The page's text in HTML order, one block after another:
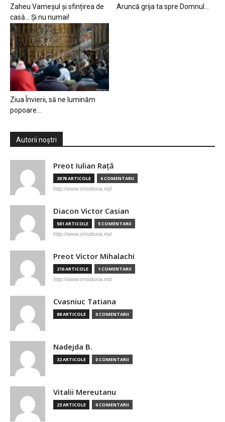
Zaheu Vameșul și sfințirea de
casă… Și nu numai!
Aruncă grija ta spre Domnul…
Ziua Învierii, să ne luminăm
popoare…
Autorii noștri
Preot Iulian Raţă
3878 ARTICOLE 6 COMENTARII
http://www.ortodoxia.md
Diacon Victor Casian
581 ARTICOLE 5 COMENTARII
http://www.ortodoxia.md
Preot Victor Mihalachi
210 ARTICOLE 1 COMENTARII
http://www.ortodoxia.md
Cvasniuc Tatiana
88 ARTICOLE 0 COMENTARII
Nadejda B.
32 ARTICOLE 0 COMENTARII
Vitalii Mereutanu
23 ARTICOLE 0 COMENTARII